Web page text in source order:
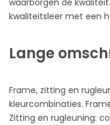
waarborgen de
kwaliteitsleer met een
Lange
Frame, zitting en
kleurcombinaties.
Zitting en rugleuning: